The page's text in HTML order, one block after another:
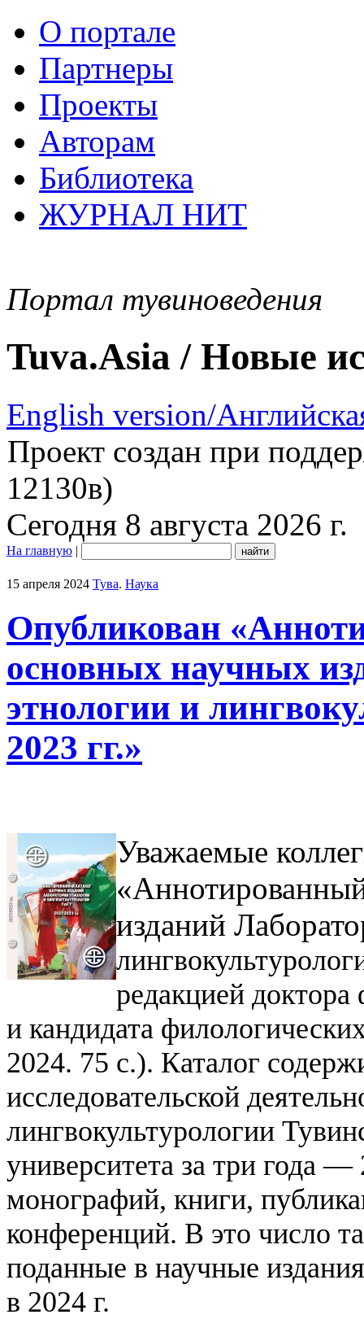
О портале
Партнеры
Проекты
Авторам
Библиотека
ЖУРНАЛ НИТ
Портал тувиноведения
Tuva.Asia / Новые
English version/
Проект создан при
12130в)
Сегодня 8 августа 2026 г.
На главную |
15 апреля 2024 Тува. Наука
Опубликован
основных научных
этнологии и
2023 гг.»
Уважаемые
изданий
редакцией
и кандидата
2024. 75 с.). Каталог
исследовательской
лингвокультурологии
университета за три года
монографий, книги,
конференций. В это число
поданные в научные
в 2024 г.